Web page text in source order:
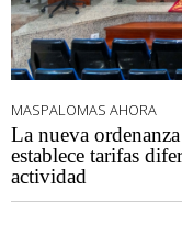
MASPALOMAS AHORA
La nueva
establece tarifas
actividad